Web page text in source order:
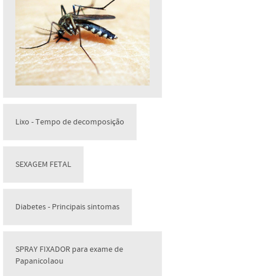
Lixo - Tempo de decomposição
SEXAGEM FETAL
Diabetes - Principais sintomas
SPRAY FIXADOR para exame de
Papanicolaou